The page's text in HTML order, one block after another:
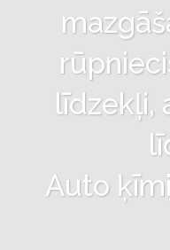
līdzekļi,
Auto